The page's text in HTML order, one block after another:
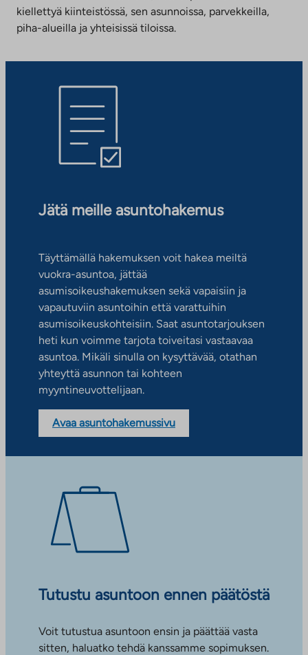
kiellettyä kiinteistössä, sen asunnoissa, parvekkeilla,
piha-alueilla ja yhteisissä tiloissa.
Jätä meille asuntohakemus
Täyttämällä hakemuksen voit hakea meiltä
vuokra-asuntoa, jättää
asumisoikeushakemuksen sekä vapaisiin ja
vapautuviin asuntoihin että varattuihin
asumisoikeuskohteisiin. Saat asuntotarjouksen
heti kun voimme tarjota toiveitasi vastaavaa
asuntoa. Mikäli sinulla on kysyttävää, otathan
yhteyttä asunnon tai kohteen
myyntineuvottelijaan.
Avaa asuntohakemussivu
Tutustu asuntoon ennen päätöstä
Voit tutustua asuntoon ensin ja päättää vasta
sitten, haluatko tehdä kanssamme sopimuksen.